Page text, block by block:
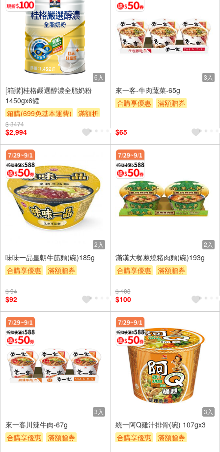
6入
[箱購]桂格嚴選醇濃全脂奶粉
1450gx6罐
箱購(699免基本運費)
滿額折
贈$200
$ 3474
$2,994
3入
來一客-牛肉蔬菜-65g
合購享優惠
滿額贈券
$65
2入
味味一品皇朝牛筋麵(碗)185g
合購享優惠
滿額贈券
$ 94
$92
2入
滿漢大餐蔥燒豬肉麵(碗)193g
合購享優惠
滿額贈券
$ 108
$100
3入
來一客川辣牛肉-67g
合購享優惠
滿額贈券
3入
統一阿Q雞汁排骨(碗) 107gx3
合購享優惠
滿額贈券